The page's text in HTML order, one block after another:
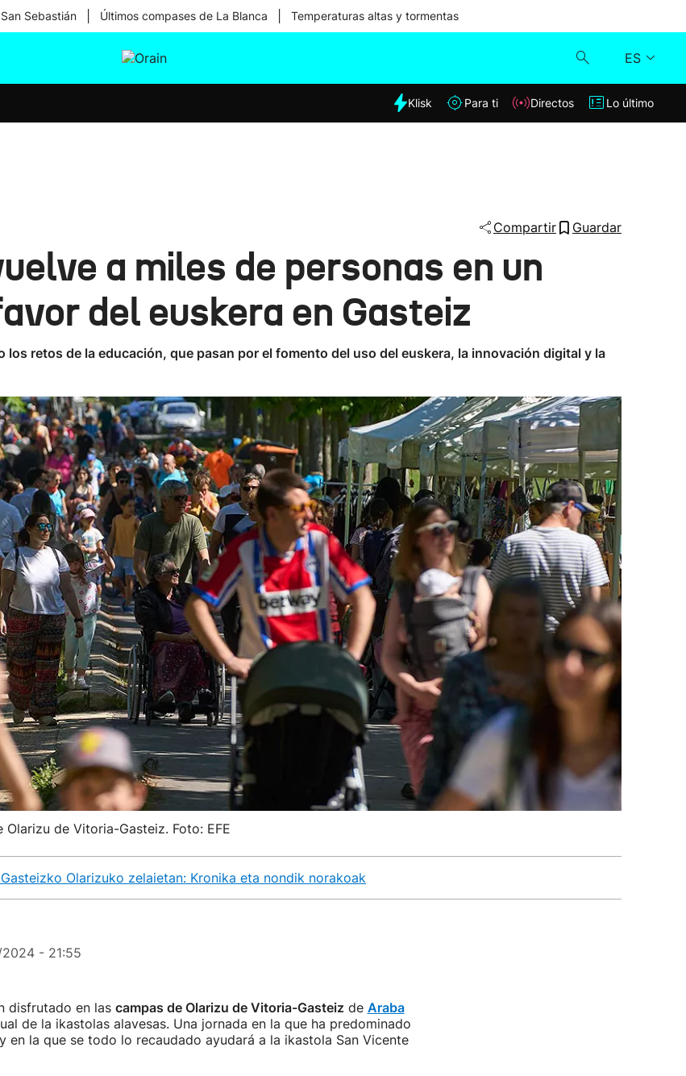
Sebastián Últimos compases de La Blanca Temperaturas altas y tormentas
ES
Klisk
Klisk Para ti Directos Lo último
Compartir Guardar
a miles de personas en un
del euskera en Gasteiz
retos de la educación, que pasan por el fomento del uso del euskera, la innovación digital y la
de Vitoria-Gasteiz. Foto: EFE
Olarizuko zelaietan: Kronika eta nondik norakoak
- 21:55
disfrutado en las campas de Olarizu de Vitoria-Gasteizde Araba
de la ikastolas alavesas. Una jornada en la que ha predominado
en la que se todo lo recaudado ayudará a la ikastola San Vicente